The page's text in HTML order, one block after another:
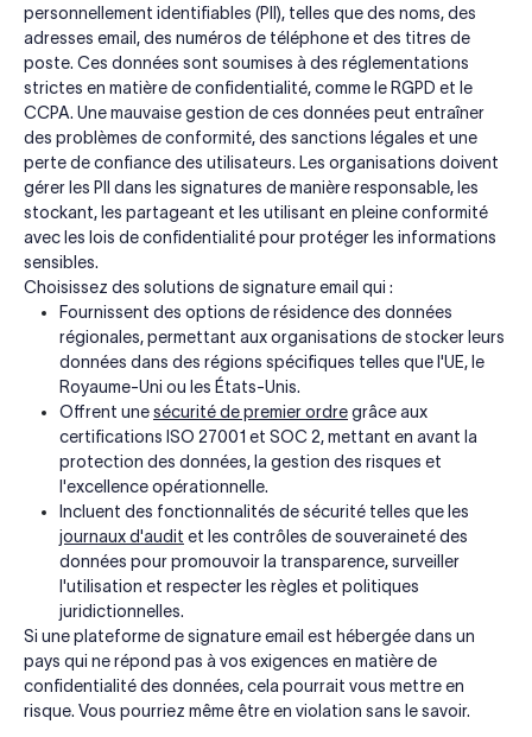
personnellement identifiables (PII), telles que des noms, des
adresses email, des numéros de téléphone et des titres de
poste. Ces données sont soumises à des réglementations
strictes en matière de confidentialité, comme le RGPD et le
CCPA. Une mauvaise gestion de ces données peut entraîner
des problèmes de conformité, des sanctions légales et une
perte de confiance des utilisateurs. Les organisations doivent
gérer les PII dans les signatures de manière responsable, les
stockant, les partageant et les utilisant en pleine conformité
avec les lois de confidentialité pour protéger les informations
sensibles.
Choisissez des solutions de signature email qui :
Fournissent des options de résidence des données
régionales, permettant aux organisations de stocker leurs
données dans des régions spécifiques telles que l'UE, le
Royaume-Uni ou les États-Unis.
Offrent unesécurité de premier ordregrâce aux
certifications ISO 27001 et SOC 2, mettant en avant la
protection des données, la gestion des risques et
l'excellence opérationnelle.
Incluent des fonctionnalités de sécurité telles que les
journaux d'audit et les contrôles de souveraineté des
données pour promouvoir la transparence, surveiller
l'utilisation et respecter les règles et politiques
juridictionnelles.
Si une plateforme de signature email est hébergée dans un
pays qui ne répond pas à vos exigences en matière de
confidentialité des données, cela pourrait vous mettre en
risque. Vous pourriez même être en violation sans le savoir.